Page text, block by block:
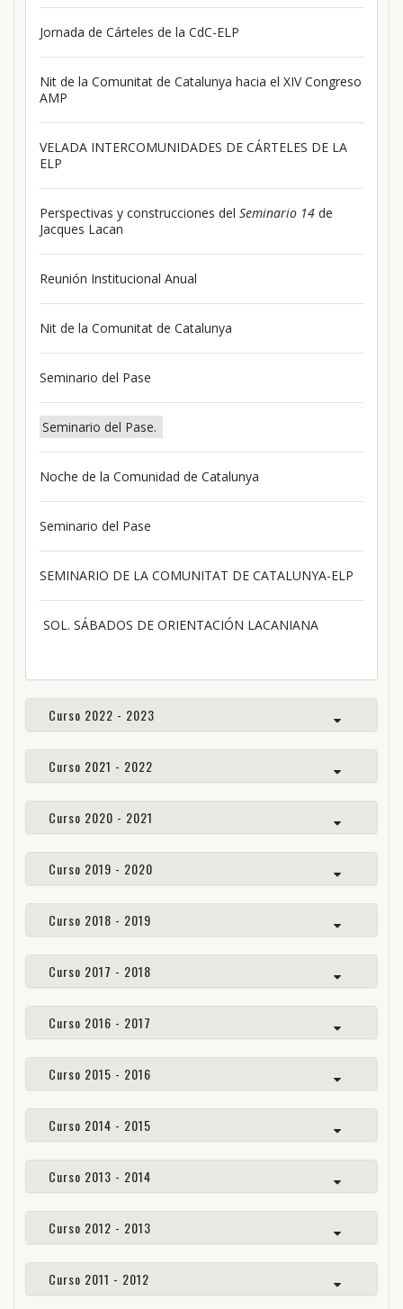
Jornada de Cárteles de la CdC-ELP
Nit de la Comunitat de Catalunya hacia el XIV Congreso
AMP
VELADA INTERCOMUNIDADES DE CÁRTELES DE LA
ELP
Perspectivas y construcciones del Seminario 14 de
Jacques Lacan
Reunión Institucional Anual
Nit de la Comunitat de Catalunya
Seminario del Pase
Seminario del Pase.
Noche de la Comunidad de Catalunya
Seminario del Pase
SEMINARIO DE LA COMUNITAT DE CATALUNYA-ELP
SOL. SÁBADOS DE ORIENTACIÓN LACANIANA
Curso 2022 - 2023
Curso 2021 - 2022
Curso 2020 - 2021
Curso 2019 - 2020
Curso 2018 - 2019
Curso 2017 - 2018
Curso 2016 - 2017
Curso 2015 - 2016
Curso 2014 - 2015
Curso 2013 - 2014
Curso 2012 - 2013
Curso 2011 - 2012